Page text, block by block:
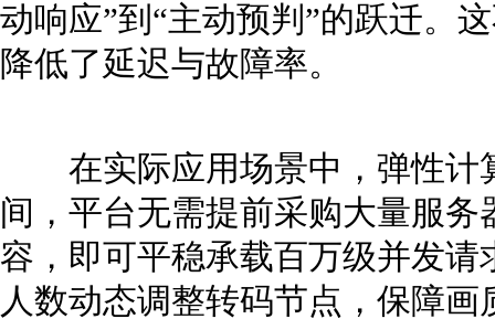
动响应”到“主动预判”的跃迁。
降低了延迟与故障率。
在实际应用场景中，弹性计
间，平台无需提前采购大量服
容，即可平稳承载百万级并发
人数动态调整转码节点，保障